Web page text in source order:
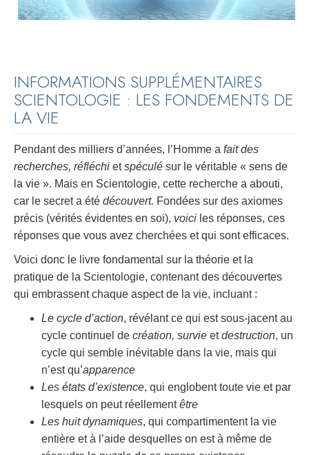
INFORMATIONS SUPPLÉMENTAIRES
SCIENTOLOGIE : LES FONDEMENTS DE
LA VIE
Pendant des milliers d’années, l’Homme a fait des
recherches, réfléchi etspéculé sur le véritable « sens de
la vie ». Mais en Scientologie, cette recherche a abouti,
car le secret a été découvert. Fondées sur des axiomes
précis (vérités évidentes en soi), voici les réponses, ces
réponses que vous avez cherchées et qui sont efficaces.
Voici donc le livre fondamental sur la théorie et la
pratique de la Scientologie, contenant des découvertes
qui embrassent chaque aspect de la vie, incluant :
Le cycle d’action, révélant ce qui est sous-jacent au
cycle continuel de création, survie etdestruction, un
cycle qui semble inévitable dans la vie, mais qui
n’est qu’apparence
Les états d’existence, qui englobent toute vie et par
lesquels on peut réellementêtre
Les huit dynamiques, qui compartimentent la vie
entière et à l’aide desquelles on est à même de